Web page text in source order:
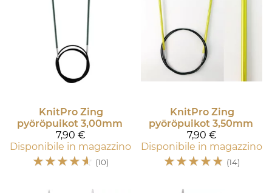
KnitPro Zing
pyöröpuikot 3,00mm
7,90 €
Disponibile in magazzino
☆☆☆☆☆ (10)
KnitPro Zing
pyöröpuikot 3,50mm
7,90 €
Disponibile in magazzino
☆☆☆☆☆ (14)